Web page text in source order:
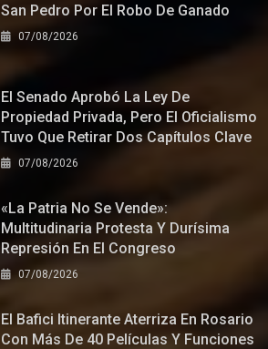
San Pedro Por El Robo De Ganado
07/08/2026
El Senado Aprobó La Ley De
Propiedad Privada, Pero El Oficialismo
Tuvo Que Retirar Dos Capítulos Clave
07/08/2026
«La Patria No Se Vende»:
Multitudinaria Protesta Y Durísima
Represión En El Congreso
07/08/2026
El Bafici Itinerante Aterriza En Rosario
Con Más De 40 Películas Y Funciones